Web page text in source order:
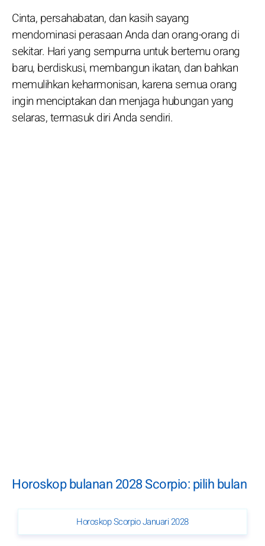
Cinta, persahabatan, dan kasih sayang
mendominasi perasaan Anda dan orang-orang di
sekitar. Hari yang sempurna untuk bertemu orang
baru, berdiskusi, membangun ikatan, dan bahkan
memulihkan keharmonisan, karena semua orang
ingin menciptakan dan menjaga hubungan yang
selaras, termasuk diri Anda sendiri.
Horoskop bulanan 2028 Scorpio: pilih bulan
Horoskop Scorpio Januari 2028